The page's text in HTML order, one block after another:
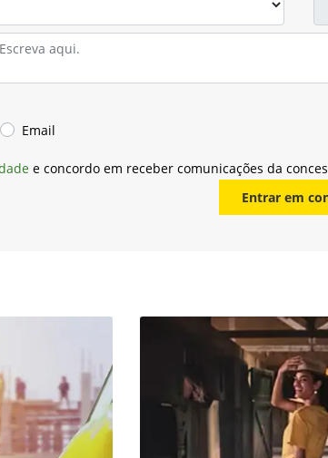
Email
e concordo em receber comunicações da
Entrar em